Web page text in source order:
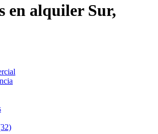
en alquiler Sur,